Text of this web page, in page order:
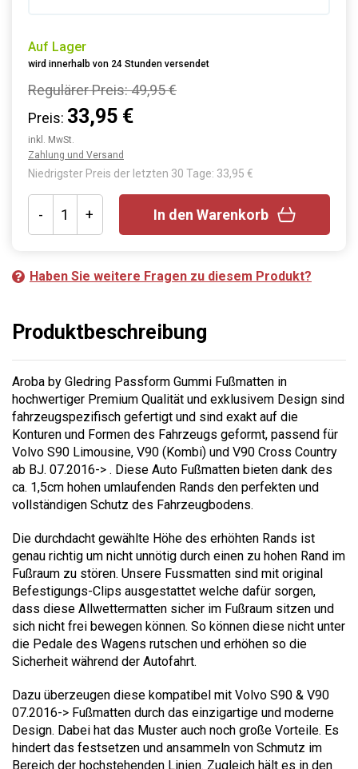
Auf Lager
wird innerhalb von 24 Stunden versendet
Regulärer Preis:49,95 €
Preis: 33,95 €
inkl. MwSt.
Zahlung und Versand
Niedrigster Preis der letzten 30 Tage: 33,95 €
- + In den Warenkorb
Haben Sie weitere Fragen zu diesem Produkt?
Produktbeschreibung
Aroba by Gledring Passform Gummi Fußmatten in
hochwertiger Premium Qualität und exklusivem Design sind
fahrzeugspezifisch gefertigt und sind exakt auf die
Konturen und Formen des Fahrzeugs geformt, passend für
Volvo S90 Limousine, V90 (Kombi) und V90 Cross Country
ab BJ. 07.2016-> . Diese Auto Fußmatten bieten dank des
ca. 1,5cm hohen umlaufenden Rands den perfekten und
vollständigen Schutz des Fahrzeugbodens.
Die durchdacht gewählte Höhe des erhöhten Rands ist
genau richtig um nicht unnötig durch einen zu hohen Rand im
Fußraum zu stören. Unsere Fussmatten sind mit original
Befestigungs-Clips ausgestattet welche dafür sorgen,
dass diese Allwettermatten sicher im Fußraum sitzen und
sich nicht frei bewegen können. So können diese nicht unter
die Pedale des Wagens rutschen und erhöhen so die
Sicherheit während der Autofahrt.
Dazu überzeugen diese kompatibel mit Volvo S90 & V90
07.2016-> Fußmatten durch das einzigartige und moderne
Design. Dabei hat das Muster auch noch große Vorteile. Es
hindert das festsetzen und ansammeln von Schmutz im
Bereich der hochstehenden Linien. Zugleich hält es in den